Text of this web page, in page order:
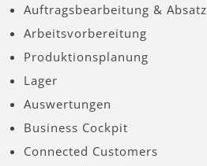
Auftragsbearbeitung & Absatz
Arbeitsvorbereitung
Produktionsplanung
Lager
Auswertungen
Business Cockpit
Connected Customers